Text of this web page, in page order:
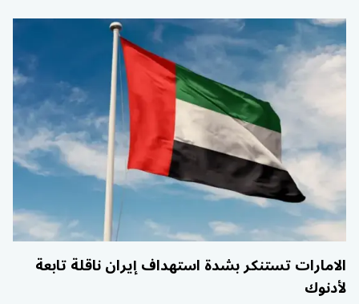
الامارات تستنكر بشدة استهداف إيران ناقلة تابعة
لأدنوك